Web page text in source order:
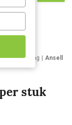
Ansell
stuk